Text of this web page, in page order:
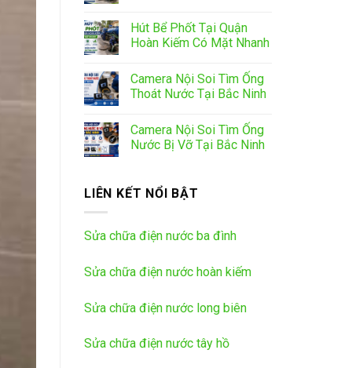
Hút Bể Phốt Tại Quận
Hoàn Kiếm Có Mặt Nhanh
Camera Nội Soi Tìm Ống
Thoát Nước Tại Bắc Ninh
Camera Nội Soi Tìm Ống
Nước Bị Vỡ Tại Bắc Ninh
LIÊN KẾT NỔI BẬT
Sửa chữa điện nước ba đình
Sửa chữa điện nước hoàn kiếm
Sửa chữa điện nước long biên
Sửa chữa điện nước tây hồ